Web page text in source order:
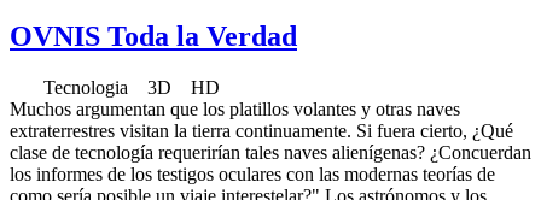
OVNIS Toda la Verdad
Tecnologia 3D HD
Muchos argumentan que los platillos volantes y otras naves
extraterrestres visitan la tierra continuamente. Si fuera cierto, ¿Qué
clase de tecnología requerirían tales naves alienígenas? ¿Concuerdan
los informes de los testigos oculares con las modernas teorías de
como sería posible un viaje interestelar?" Los astrónomos y los